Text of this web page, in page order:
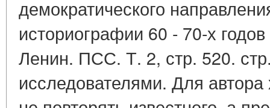
демократического
историографии 60 - 70-х
Ленин. ПСС. Т. 2, стр. 520.
исследователями. Для